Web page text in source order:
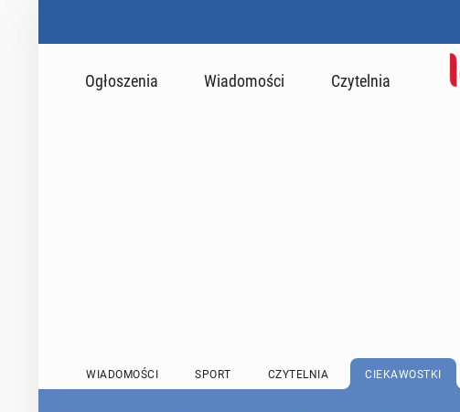
Ogłoszenia Wiadomości Czytelnia
WIADOMOŚCI SPORT CZYTELNIA CIEKAWOSTKI